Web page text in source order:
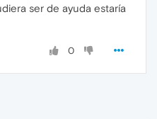
ser de ayuda estaría
0